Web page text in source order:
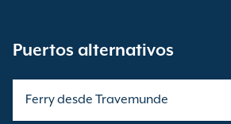
Puertos alternativos
Ferry desde Travemunde